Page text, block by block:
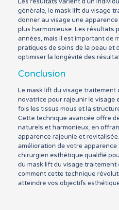
générale, le mask lift du visage
donner au visage une
plus harmonieuse. Les résultats
années, mais il est important de
pratiques de soins de la peau et
optimiser la longévité des
Conclusion
Le mask lift du visage
novatrice pour rajeunir le visage
fois les tissus mous et la
Cette technique avancée offre
naturels et harmonieux, en
apparence rajeunie et
amélioration de votre apparence
chirurgien esthétique qualifié
du mask lift du visage traitement
comment cette technique
atteindre vos objectifs